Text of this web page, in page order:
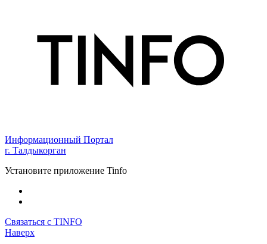
Информационный Портал
г. Талдыкорган
Установите приложение Tinfo
Связаться с TINFO
Наверх